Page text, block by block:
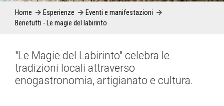
Home Esperienze
Eventi e manifestazioni
Benetutti - Le magie del labirinto
"Le Magie del Labirinto" celebra le
tradizioni locali attraverso
enogastronomia, artigianato e cultura.